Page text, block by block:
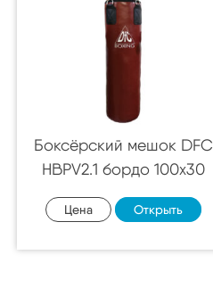
Боксёрский мешок DFC
HBPV2.1 бордо 100х30
Цена Открыть